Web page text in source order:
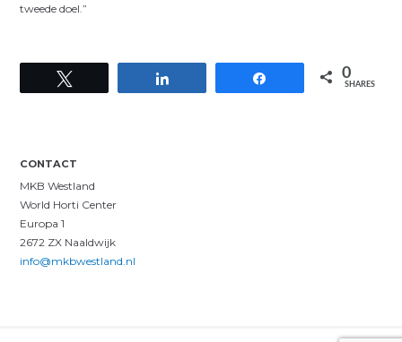
tweede doel.”
0
SHARES
CONTACT
MKB Westland
World Horti Center
Europa 1
2672 ZX Naaldwijk
info@mkbwestland.nl